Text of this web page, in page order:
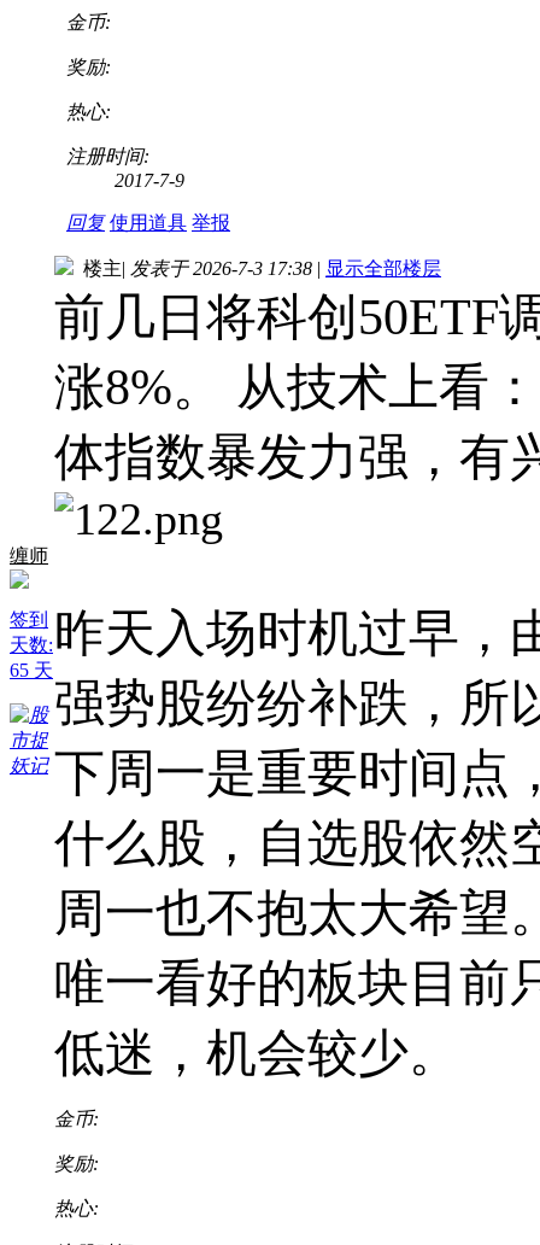
金币:
奖励:
热心:
注册时间:
2017-7-9
回复 使用道具 举报
缠师
签到
天数:
65 天
楼主| 发表于 2026-7-3 17:38 | 显示全部楼层
前几日将科创50ETF
涨8%。 从技术上看
体指数暴发力强，有
昨天入场时机过早，
强势股纷纷补跌，所
下周一是重要时间点
什么股，自选股依然
周一也不抱太大希望
唯一看好的板块目前
低迷，机会较少。
金币:
奖励:
热心: